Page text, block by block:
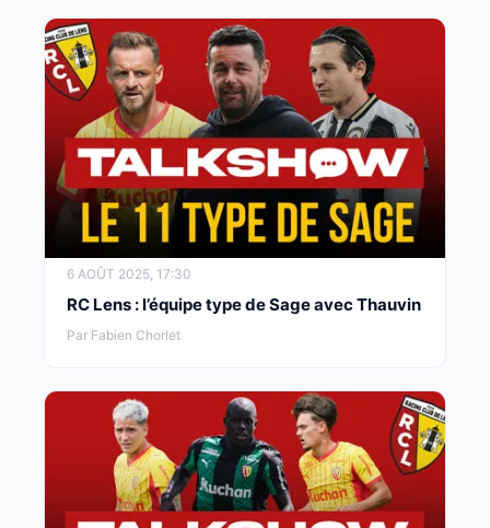
6 AOÛT 2025, 17:30
RC Lens : l’équipe type de Sage avec Thauvin
Par Fabien Chorlet